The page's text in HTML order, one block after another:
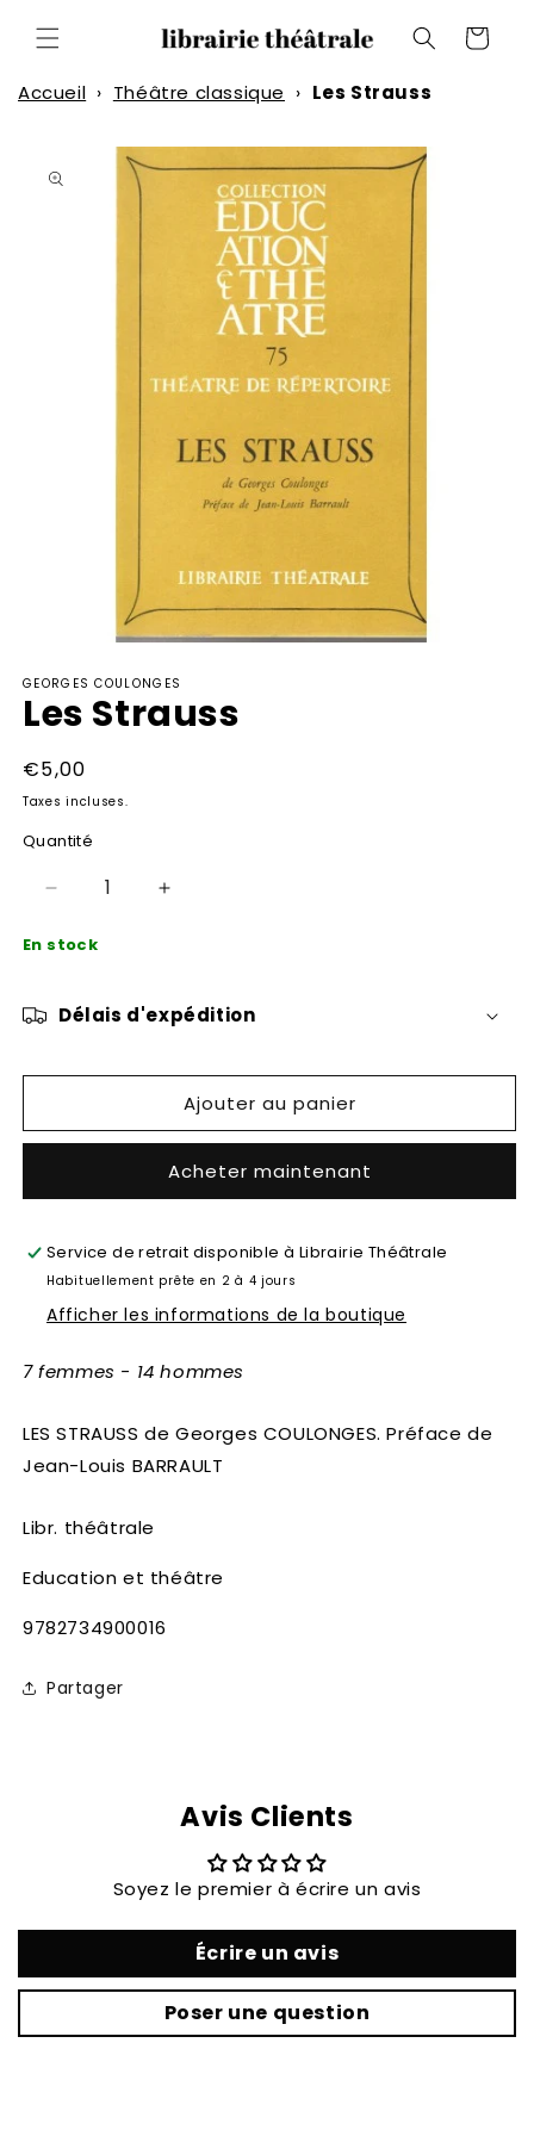
passer
au
Panier
Accueil › Théâtre classique › Les Strauss
informations
produits
média
1
dans
fenêtre
modale
GEORGES COULONGES
Les Strauss
Prix
habituel
€5,00
Taxes incluses.
Quantité
Réduire
quantité
Strauss
Augmenter
Strauss
En stock
Délais d'expédition
Ajouter au panier
Acheter maintenant
Service de retrait disponible à Librairie Théâtrale
Habituellement prête en 2 à 4 jours
Afficher les informations de la boutique
7 femmes - 14 hommes
LES STRAUSS de Georges COULONGES. Préface de
Jean-Louis BARRAULT
Libr. théâtrale
Education et théâtre
SKU:
9782734900016
Partager
Avis Clients
Soyez le premier à écrire un avis
Écrire un avis
Poser une question